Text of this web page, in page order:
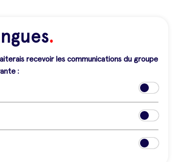
.
recevoir les communications du groupe
: